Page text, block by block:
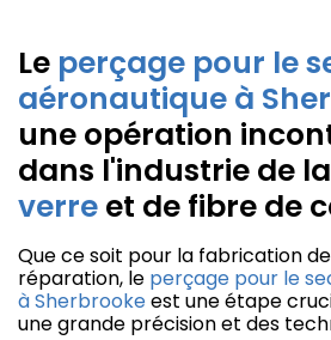
Le perçage pour le
aéronautique à
une opération
dans l'industrie de la
verre et de fibre de
Que ce soit pour la fabrication
réparation, le perçage pour le
à Sherbrookeest une étape
une grande précision et des